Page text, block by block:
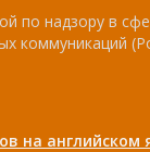
по надзору в
коммуникаций
на английском